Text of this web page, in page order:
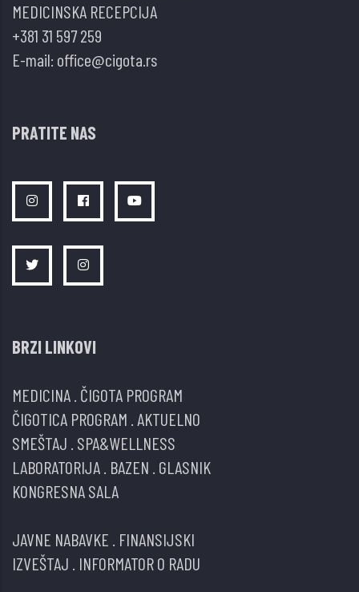
TERAPIJSKE
MEDICINSKA RECEPCIJA
+381 31 597 259
E-mail: office@cigota.rs
PRATITE NAS
BRZI LINKOVI
MEDICINA ČIGOTA PROGRAM
ČIGOTICA PROGRAM AKTUELNO
SMEŠTAJ SPA&WELLNESS
LABORATORIJA BAZEN GLASNIK
KONGRESNA SALA
JAVNE NABAVKE FINANSIJSKI
IZVEŠTAJ INFORMATOR O RADU